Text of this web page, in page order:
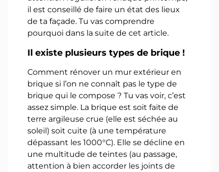
il est conseillé de faire un état des lieux
de ta façade. Tu vas comprendre
pourquoi dans la suite de cet article.
Il existe plusieurs types de brique !
Comment rénover un mur extérieur en
brique si l’on ne connaît pas le type de
brique qui le compose ? Tu vas voir, c’est
assez simple. La brique est soit faite de
terre argileuse crue (elle est séchée au
soleil) soit cuite (à une température
dépassant les 1000°C). Elle se décline en
une multitude de teintes (au passage,
attention à bien accorder les joints de